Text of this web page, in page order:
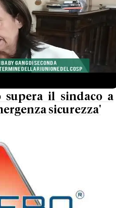
il sindaco a
sicurezza'